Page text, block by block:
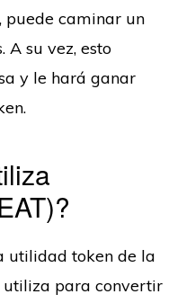
puede caminar un
A su vez, esto
y le hará ganar
utilidad token de la
utiliza para convertir